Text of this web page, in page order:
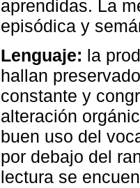
aprendidas. La
episódica y
Lenguaje: la
hallan
constante y
alteración
buen uso del
por debajo del
lectura se